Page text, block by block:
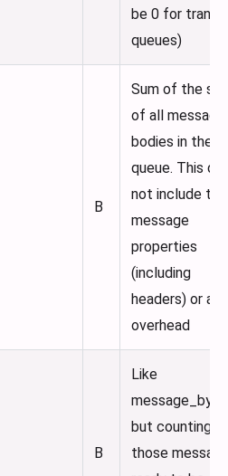
be 0 for
queues)
B
Sum of the
of all message
bodies in the
queue. This
not include the
message
properties
(including
headers) or any
overhead
B
Like
but counting
those